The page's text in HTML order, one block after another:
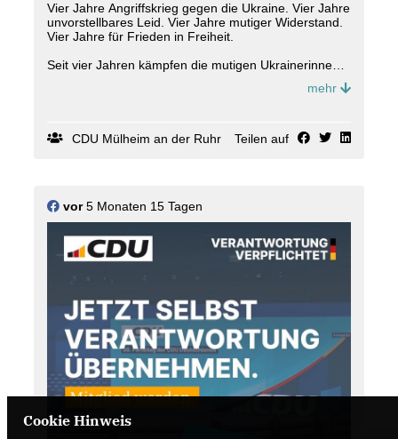
Vier Jahre Angriffskrieg gegen die Ukraine. Vier Jahre
unvorstellbares Leid. Vier Jahre mutiger Widerstand.
Vier Jahre für Frieden in Freiheit.
Seit vier Jahren kämpfen die mutigen Ukrainerinnen
nachhaltigen Frieden in Europa nur gemeinsam
Vernunft, genau das anzuerkennen: Das Schicksal
der Ukraine ist das Schicksal von ganz Europa."
Freedom must win. Slava Ukraini.
mehr
CDU Mülheim an der Ruhr Teilen auf
vor5 Monaten 15 Tagen
Cookie Hinweis